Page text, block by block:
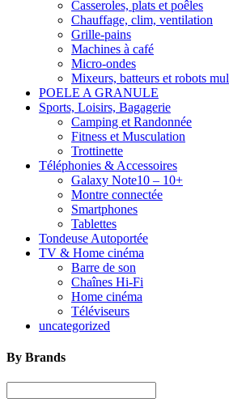
Casseroles, plats et poêles
Chauffage, clim, ventilation
Grille-pains
Machines à café
Micro-ondes
Mixeurs, batteurs et robots
POELE A GRANULE
Sports, Loisirs, Bagagerie
Camping et Randonnée
Fitness et Musculation
Trottinette
Téléphonies & Accessoires
Galaxy Note10 – 10+
Montre connectée
Smartphones
Tablettes
Tondeuse Autoportée
TV & Home cinéma
Barre de son
Chaînes Hi-Fi
Home cinéma
Téléviseurs
uncategorized
By Brands